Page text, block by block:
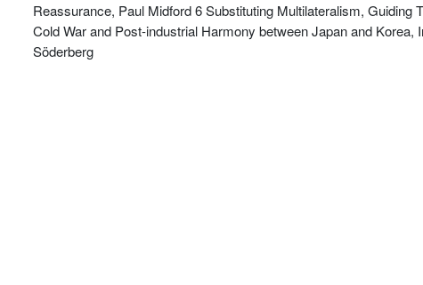
Reassurance, Paul Midford 6 Substituting Multilateralism,
Cold War and Post-industrial Harmony between Japan and
Söderberg